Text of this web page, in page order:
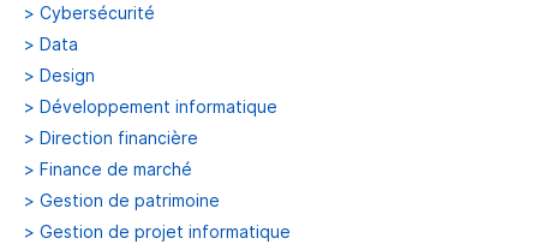
> Cybersécurité
> Data
> Design
> Développement informatique
> Direction financière
> Finance de marché
> Gestion de patrimoine
> Gestion de projet informatique